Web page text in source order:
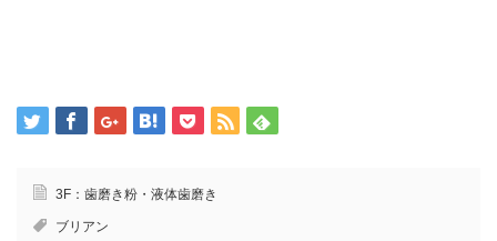
3F：歯磨き粉・液体歯磨き
ブリアン